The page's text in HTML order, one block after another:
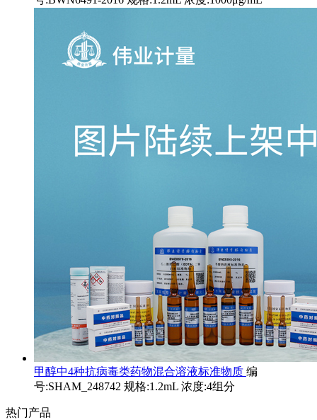
甲醇中4种抗病毒类药物混合溶液标准物质 编
号:SHAM_248742 规格:1.2mL 浓度:4组分
热门产品